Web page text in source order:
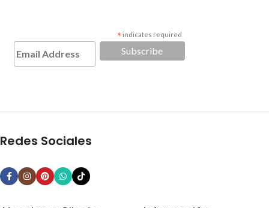
* indicates required
Redes Sociales